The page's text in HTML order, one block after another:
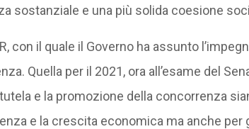
sostanziale e una più solida coesione
con il quale il Governo ha assunto
Quella per il 2021, ora all’esame del
e la promozione della concorrenza
e la crescita economica ma anche